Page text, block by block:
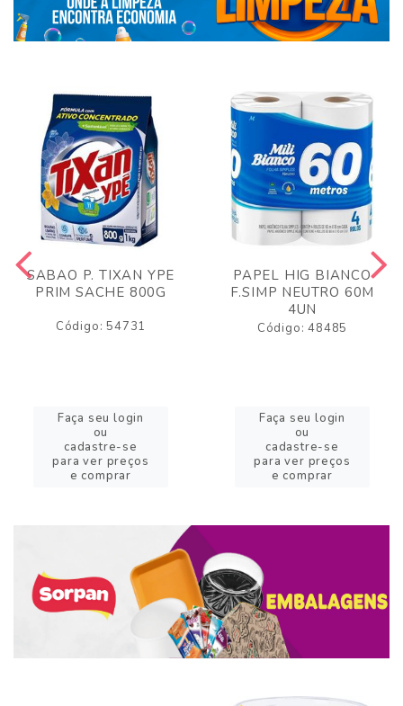
SABAO P. TIXAN YPE
PRIM SACHE 800G
Código: 54731
Faça seu login
ou
cadastre-se
para ver preços
e comprar
PAPEL HIG BIANCO
F.SIMP NEUTRO 60M
4UN
Código: 48485
Faça seu login
ou
cadastre-se
para ver preços
e comprar